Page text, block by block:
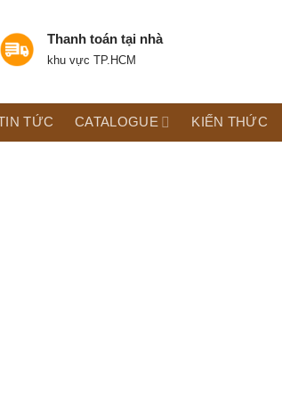
Thanh toán tại nhà
khu vực TP.HCM
TỨC CATALOGUE KIẾN THỨC